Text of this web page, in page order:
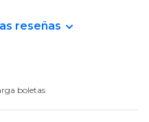
reseñas
boletas